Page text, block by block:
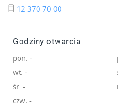
12 370 70 00
Godziny otwarcia
pon. -
wt. -
śr. -
czw. -